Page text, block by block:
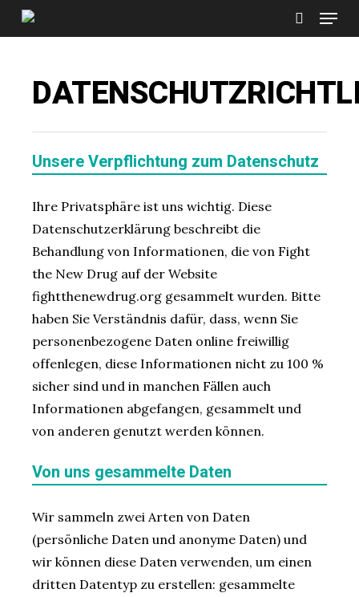
Skip
to
content
search
Menu
Unsere Verpflichtung zum Datenschutz
Ihre Privatsphäre ist uns wichtig. Diese
Datenschutzerklärung beschreibt die
Behandlung von Informationen, die von Fight
the New Drug auf der Website
fightthenewdrug.org gesammelt wurden. Bitte
haben Sie Verständnis dafür, dass, wenn Sie
personenbezogene Daten online freiwillig
offenlegen, diese Informationen nicht zu 100 %
sicher sind und in manchen Fällen auch
Informationen abgefangen, gesammelt und
von anderen genutzt werden können.
Von uns gesammelte Daten
Wir sammeln zwei Arten von Daten
(persönliche Daten und anonyme Daten) und
wir können diese Daten verwenden, um einen
dritten Datentyp zu erstellen: gesammelte